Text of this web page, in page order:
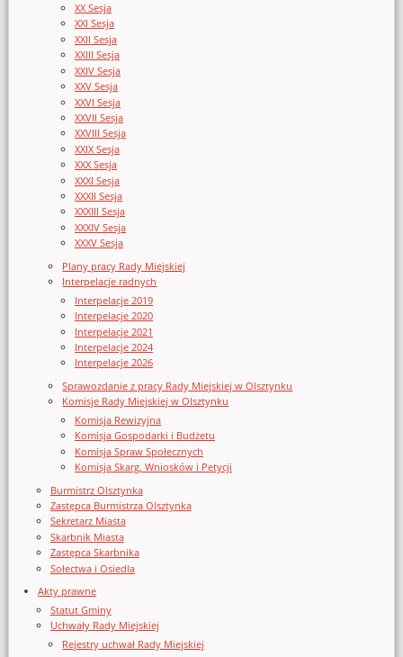
XX Sesja
XXI Sesja
XXII Sesja
XXIII Sesja
XXIV Sesja
XXV Sesja
XXVI Sesja
XXVII Sesja
XXVIII Sesja
XXIX Sesja
XXX Sesja
XXXI Sesja
XXXII Sesja
XXXIII Sesja
XXXIV Sesja
XXXV Sesja
Plany pracy Rady Miejskiej
Interpelacje radnych
Interpelacje 2019
Interpelacje 2020
Interpelacje 2021
Interpelacje 2024
Interpelacje 2026
Sprawozdanie z pracy Rady Miejskiej w Olsztynku
Komisje Rady Miejskiej w Olsztynku
Komisja Rewizyjna
Komisja Gospodarki i Budżetu
Komisja Spraw Społecznych
Komisja Skarg, Wniosków i Petycji
Burmistrz Olsztynka
Zastępca Burmistrza Olsztynka
Sekretarz Miasta
Skarbnik Miasta
Zastępca Skarbnika
Sołectwa i Osiedla
Akty prawne
Statut Gminy
Uchwały Rady Miejskiej
Rejestry uchwał Rady Miejskiej